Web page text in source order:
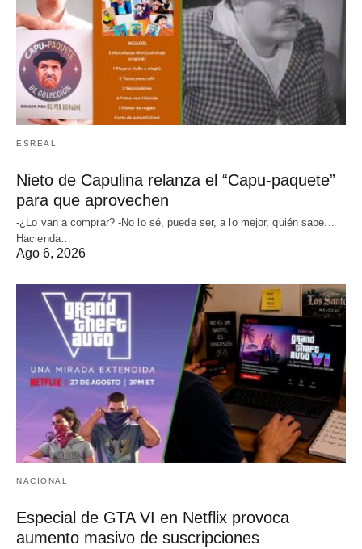
ESREAL
Nieto de Capulina relanza el “Capu-paquete”
para que aprovechen
-¿Lo van a comprar? -No lo sé, puede ser, a lo mejor, quién sabe...
Hacienda…
Ago 6, 2026
NACIONAL
Especial de GTA VI en Netflix provoca
aumento masivo de suscripciones